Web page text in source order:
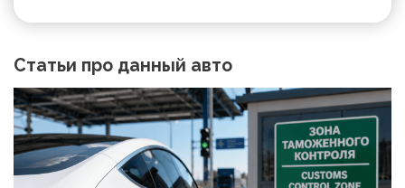
Статьи про данный авто